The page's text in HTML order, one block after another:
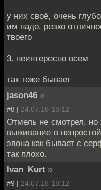
у них своё, очень
им надо, резко
твоего
3. неинтересно всем
так тоже бывает
jason46 »
#8 | 24.07.16 18:12
Отмель не смотрел,
выживание в
эвона как бывает с
так плохо.
Ivan_Kurt »
#9 | 24.07.16 18:12